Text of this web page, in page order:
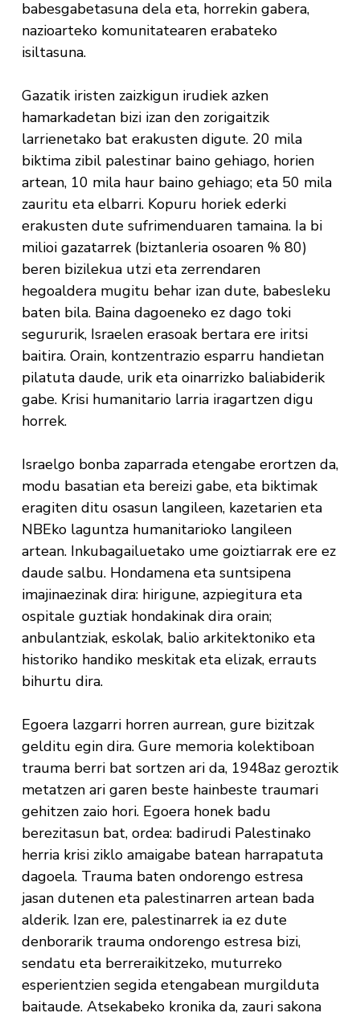
babesgabetasuna dela eta, horrekin gabera,
nazioarteko komunitatearen erabateko
isiltasuna.
Gazatik iristen zaizkigun irudiek azken
hamarkadetan bizi izan den zorigaitzik
larrienetako bat erakusten digute. 20 mila
biktima zibil palestinar baino gehiago, horien
artean, 10 mila haur baino gehiago; eta 50 mila
zauritu eta elbarri. Kopuru horiek ederki
erakusten dute sufrimenduaren tamaina. Ia bi
milioi gazatarrek (biztanleria osoaren % 80)
beren bizilekua utzi eta zerrendaren
hegoaldera mugitu behar izan dute, babesleku
baten bila. Baina dagoeneko ez dago toki
segururik, Israelen erasoak bertara ere iritsi
baitira. Orain, kontzentrazio esparru handietan
pilatuta daude, urik eta oinarrizko baliabiderik
gabe. Krisi humanitario larria iragartzen digu
horrek.
Israelgo bonba zaparrada etengabe erortzen da,
modu basatian eta bereizi gabe, eta biktimak
eragiten ditu osasun langileen, kazetarien eta
NBEko laguntza humanitarioko langileen
artean. Inkubagailuetako ume goiztiarrak ere ez
daude salbu. Hondamena eta suntsipena
imajinaezinak dira: hirigune, azpiegitura eta
ospitale guztiak hondakinak dira orain;
anbulantziak, eskolak, balio arkitektoniko eta
historiko handiko meskitak eta elizak, errauts
bihurtu dira.
Egoera lazgarri horren aurrean, gure bizitzak
gelditu egin dira. Gure memoria kolektiboan
trauma berri bat sortzen ari da, 1948az geroztik
metatzen ari garen beste hainbeste traumari
gehitzen zaio hori. Egoera honek badu
berezitasun bat, ordea: badirudi Palestinako
herria krisi ziklo amaigabe batean harrapatuta
dagoela. Trauma baten ondorengo estresa
jasan dutenen eta palestinarren artean bada
alderik. Izan ere, palestinarrek ia ez dute
denborarik trauma ondorengo estresa bizi,
sendatu eta berreraikitzeko, muturreko
esperientzien segida etengabean murgilduta
baitaude. Atsekabeko kronika da, zauri sakona